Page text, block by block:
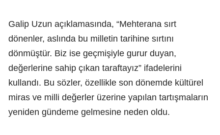
Galip Uzun açıklamasında, “Mehterana sırt
dönenler, aslında bu milletin tarihine sırtını
dönmüştür. Biz ise geçmişiyle gurur duyan,
değerlerine sahip çıkan taraftayız” ifadelerini
kullandı. Bu sözler, özellikle son dönemde kültürel
miras ve milli değerler üzerine yapılan tartışmaların
yeniden gündeme gelmesine neden oldu.